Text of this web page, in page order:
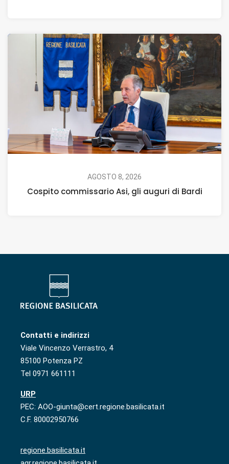
AGOSTO 8, 2026
Cospito commissario Asi, gli auguri di Bardi
Contatti e indirizzi
Viale Vincenzo Verrastro, 4
85100 Potenza PZ
Tel 0971 661111
URP
PEC: AOO-giunta@cert.regione.basilicata.it
C.F. 80002950766
regione.basilicata.it